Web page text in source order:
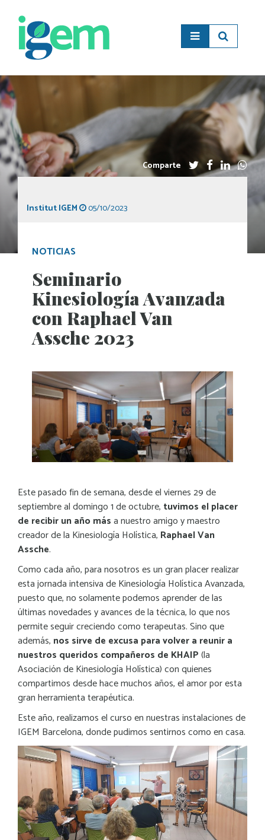
Comparte
Institut IGEM 05/10/2023
NOTICIAS
Seminario
Kinesiología Avanzada
con Raphael Van
Assche 2023
Este pasado fin de semana, desde el viernes 29 de
septiembre al domingo 1 de octubre, tuvimos el placer
de recibir un año mása nuestro amigo y maestro
creador de la Kinesiología Holística, Raphael Van
Assche.
Como cada año, para nosotros es un gran placer realizar
esta jornada intensiva de Kinesiología Holística Avanzada,
puesto que, no solamente podemos aprender de las
últimas novedades y avances de la técnica, lo que nos
permite seguir creciendo como terapeutas. Sino que
además, nos sirve de excusa para volver a reunir a
nuestros queridos compañeros de KHAIP(la
Asociación de Kinesiología Holística) con quienes
compartimos desde hace muchos años, el amor por esta
gran herramienta terapéutica.
Este año, realizamos el curso en nuestras instalaciones de
IGEM Barcelona, donde pudimos sentirnos como en casa.